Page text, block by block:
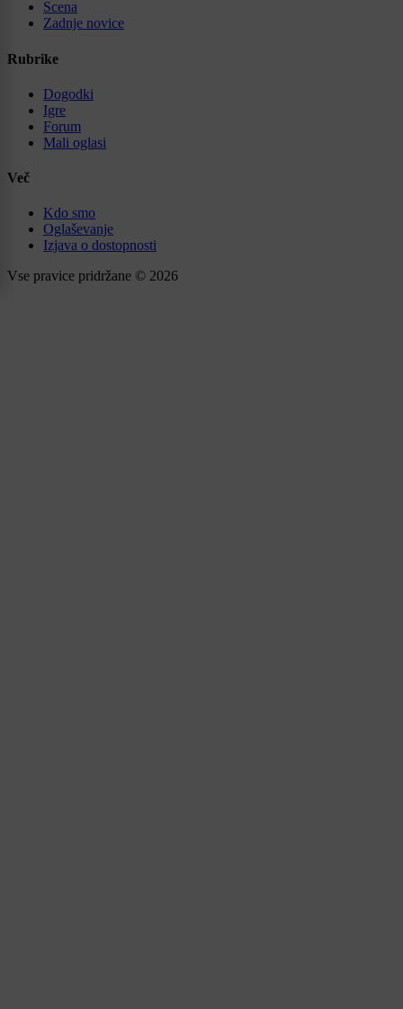
Scena
Zadnje novice
Rubrike
Dogodki
Igre
Forum
Mali oglasi
Več
Kdo smo
Oglaševanje
Izjava o dostopnosti
Vse pravice pridržane © 2026